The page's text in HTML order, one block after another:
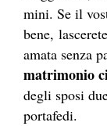
mini. Se il
bene,
amata senza
matrimonio
degli sposi
portafedi.